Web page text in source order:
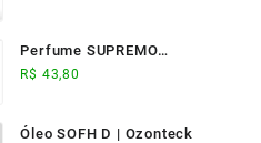
Perfume SUPREMO
ELIXIR (17ml) -
R$ 43,80
Óleo SOFH D | Ozonteck